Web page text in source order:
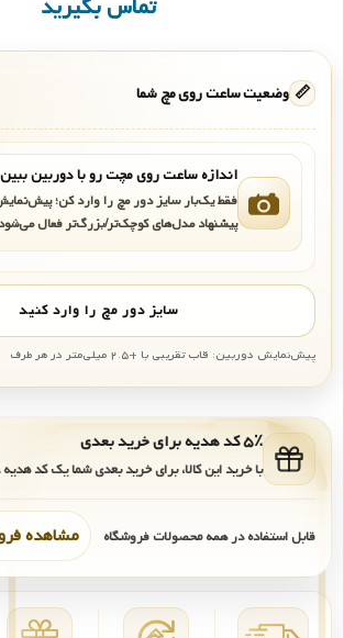
تماس بگیرید
📏 وضعیت ساعت روی مچ شما
اندازه ساعت روی مچت رو با دوربین ببین
فقط یک‌بار سایز دور مچ را وارد کن؛
پیشنهاد مدل‌های کوچک‌تر/بزرگ‌تر فعال
سایز دور مچ را وارد کنید
پیش‌نمایش دوربین: قاب تقریبی با +۲.۵ میلی‌متر در هر طرف
۵٪ کد هدیه برای خرید بعدی
با خرید این کالا، برای خرید بعدی شما یک کد هدیه
قابل استفاده در همه محصولات فروشگاه مشاهده